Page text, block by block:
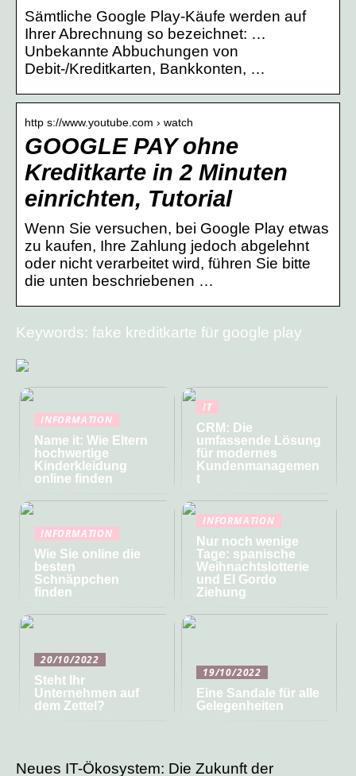
Sämtliche Google Play-Käufe werden auf
Ihrer Abrechnung so bezeichnet: …
Unbekannte Abbuchungen von
Debit-/Kreditkarten, Bankkonten, …
http s://www.youtube.com › watch
GOOGLE PAY ohne
Kreditkarte in 2 Minuten
einrichten, Tutorial
Wenn Sie versuchen, bei Google Play etwas
zu kaufen, Ihre Zahlung jedoch abgelehnt
oder nicht verarbeitet wird, führen Sie bitte
die unten beschriebenen …
Keywords: fake kreditkarte für google play
INFORMATION
Name it: Wie Eltern
hochwertige
Kinderkleidung
online finden
IT
CRM: Die
umfassende Lösung
für modernes
Kundenmanagemen
t
INFORMATION
Wie Sie online die
besten
Schnäppchen
finden
INFORMATION
Nur noch wenige
Tage: spanische
Weihnachtslotterie
und El Gordo
Ziehung
20/10/2022
Steht Ihr
Unternehmen auf
dem Zettel?
19/10/2022
Eine Sandale für alle
Gelegenheiten
Neues IT-Ökosystem: Die Zukunft der